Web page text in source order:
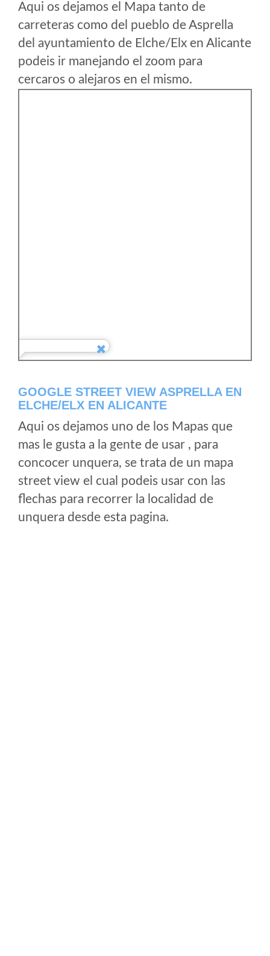
Aqui os dejamos el Mapa tanto de
carreteras como del pueblo de Asprella
del ayuntamiento de Elche/Elx en Alicante
podeis ir manejando el zoom para
cercaros o alejaros en el mismo.
GOOGLE STREET VIEW ASPRELLA EN
ELCHE/ELX EN ALICANTE
Aqui os dejamos uno de los Mapas que
mas le gusta a la gente de usar , para
concocer unquera, se trata de un mapa
street view el cual podeis usar con las
flechas para recorrer la localidad de
unquera desde esta pagina.